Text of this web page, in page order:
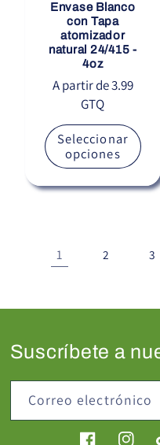
Envase Blanco
con Tapa
atomizador
natural 24/415 -
4oz
Precio
habitual
A partir de 3.99
GTQ
Seleccionar
opciones
1 2 3
Suscríbete a
Correo electrónico